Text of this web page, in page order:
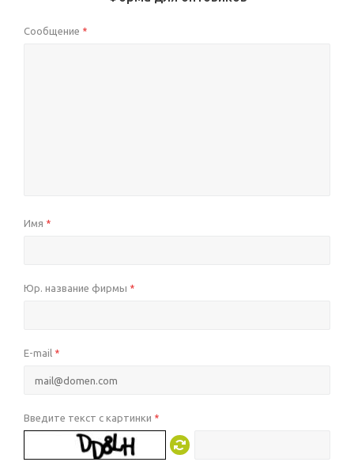
Сообщение *
Имя *
Юр. название фирмы *
E-mail *
Введите текст с картинки *